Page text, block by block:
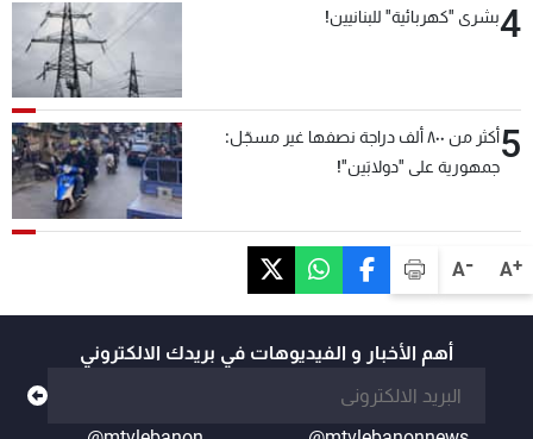
A+
A-
4بشرى "كهربائية" للبنانيين!
5
أكثر من ٨٠٠ ألف دراجة نصفها غير مسجّل:
جمهورية على "دولابَين"!
أهم الأخبار و الفيديوهات في بريدك الالكتروني